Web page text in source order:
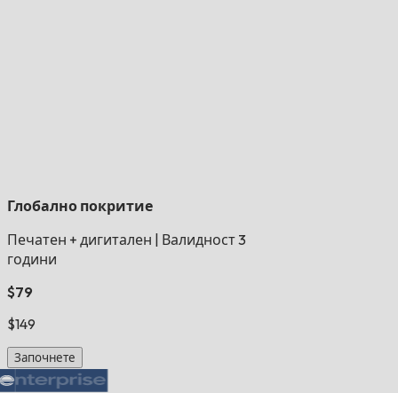
Глобално покритие
Печатен + дигитален
Валидност 3
години
$79
$149
Започнете